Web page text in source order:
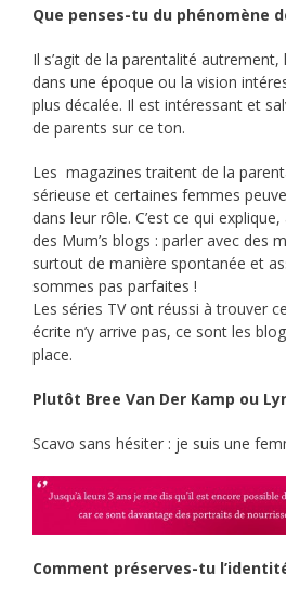
Que penses-tu du phénomène
Il s’agit de la parentalité
dans une époque ou la vision
plus décalée. Il est intéressant et
de parents sur ce ton.
Les magazines traitent de la
sérieuse et certaines femmes
dans leur rôle. C’est ce qui
des Mum’s blogs : parler avec des
surtout de manière spontanée et
sommes pas parfaites !
Les séries TV ont réussi à trouver
écrite n’y arrive pas, ce sont les
place.
Plutôt Bree Van Der Kamp ou
Scavo sans hésiter : je suis une
Comment préserves-tu